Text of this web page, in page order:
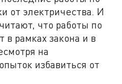
от электричества. И
что работы по
в рамках закона и в
на
избавиться от